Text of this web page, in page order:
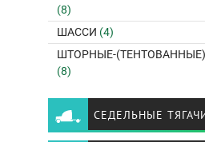
(8)
ШАССИ (4)
ШТОРНЫЕ-(ТЕНТОВАННЫЕ)
(8)
СЕДЕЛЬНЫЕ